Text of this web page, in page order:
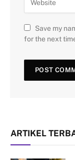
Save my
for the next
ARTIKEL